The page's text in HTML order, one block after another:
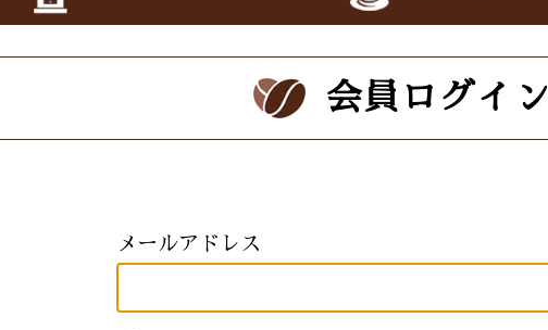
会員ログイン
メールアドレス